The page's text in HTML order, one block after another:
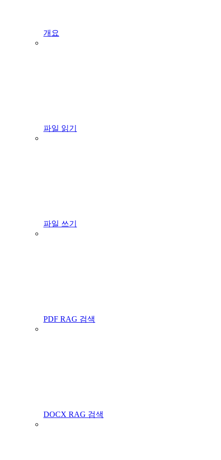
개요
파일 읽기
파일 쓰기
PDF RAG 검색
DOCX RAG 검색